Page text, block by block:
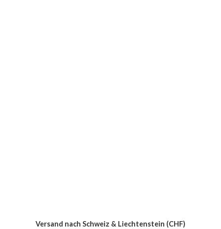
Versand nach Schweiz & Liechtenstein (CHF)